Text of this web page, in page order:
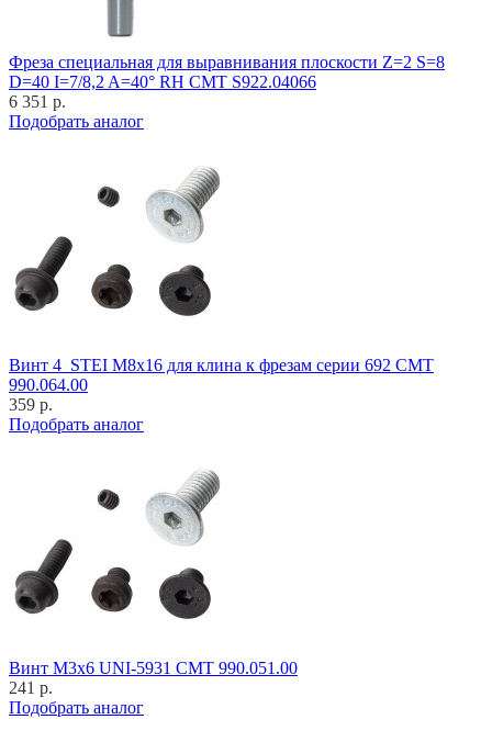
Фреза специальная для выравнивания плоскости Z=2 S=8
D=40 I=7/8,2 A=40° RH CMT S922.04066
6 351 р.
Подобрать аналог
Винт 4_STEI M8x16 для клина к фрезам серии 692 CMT
990.064.00
359 р.
Подобрать аналог
Винт M3x6 UNI-5931 CMT 990.051.00
241 р.
Подобрать аналог